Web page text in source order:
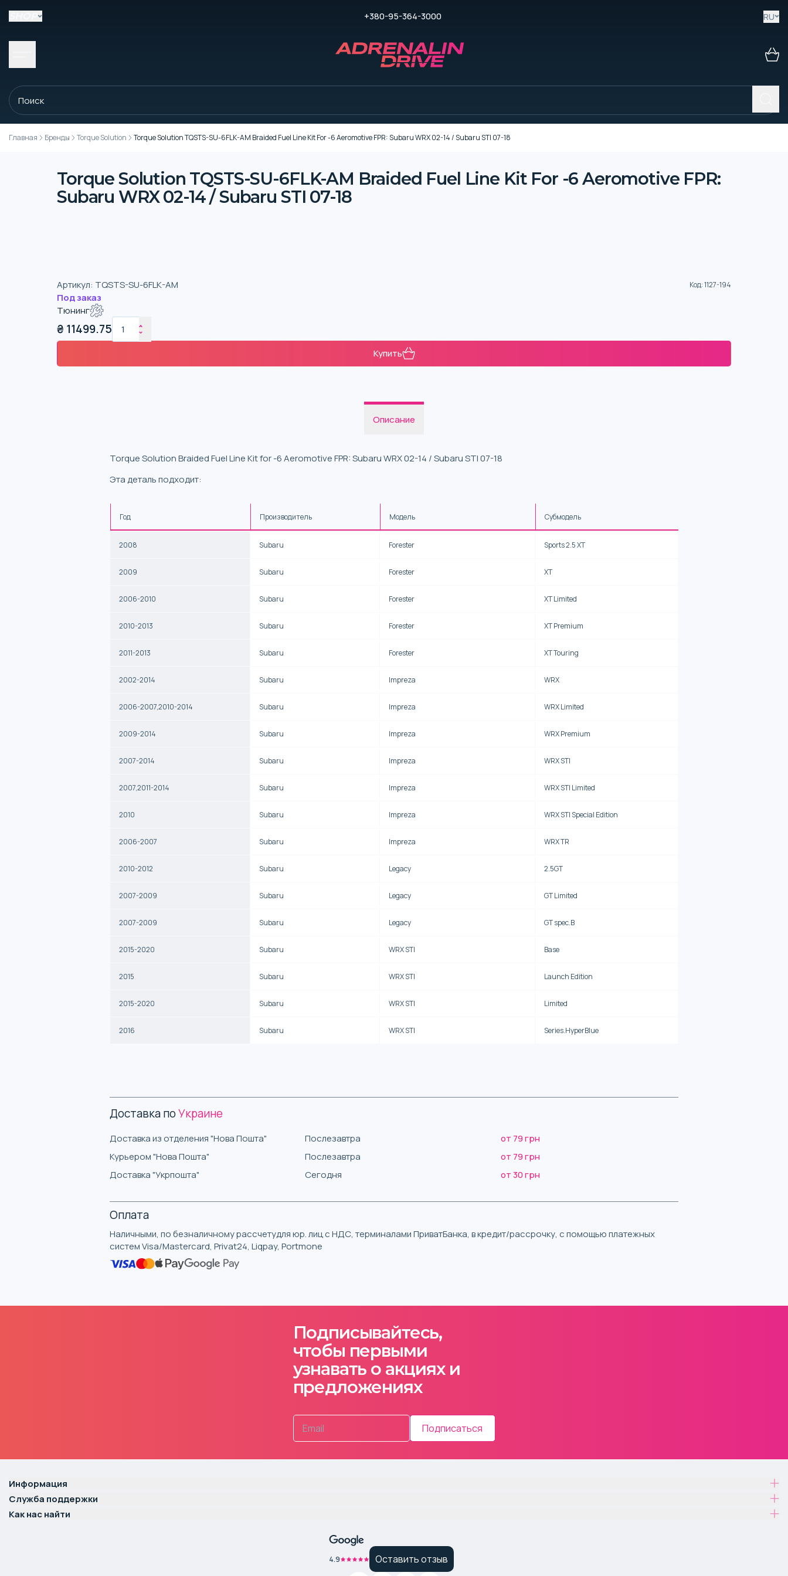
+380-95-364-3000 RU
Главная Бренды Torque Solution Torque Solution TQSTS-SU-6FLK-AM Braided Fuel Line Kit For -6 Aeromotive FPR: Subaru WRX 02-14 / Subaru STI 07-18
Torque Solution TQSTS-SU-6FLK-AM Braided Fuel Line Kit For -6 Aeromotive FPR:
Subaru WRX 02-14 / Subaru STI 07-18
Артикул: TQSTS-SU-6FLK-AM Код:1127-194
Под заказ
Тюнинг
₴ 11499.75
Купить
Описание
Torque Solution Braided Fuel Line Kit for -6 Aeromotive FPR: Subaru WRX 02-14 / Subaru STI 07-18
Эта деталь подходит:
Год Производитель Модель Субмодель
2008 Subaru Forester Sports 2.5 XT
2009 Subaru Forester XT
2006-2010 Subaru Forester XT Limited
2010-2013 Subaru Forester XT Premium
2011-2013 Subaru Forester XT Touring
2002-2014 Subaru Impreza WRX
2006-2007,2010-2014 Subaru Impreza WRX Limited
2009-2014 Subaru Impreza WRX Premium
2007-2014 Subaru Impreza WRX STI
2007,2011-2014 Subaru Impreza WRX STI Limited
2010 Subaru Impreza WRX STI Special Edition
2006-2007 Subaru Impreza WRX TR
2010-2012 Subaru Legacy 2.5GT
2007-2009 Subaru Legacy GT Limited
2007-2009 Subaru Legacy GT spec.B
2015-2020 Subaru WRX STI Base
2015 Subaru WRX STI Launch Edition
2015-2020 Subaru WRX STI Limited
2016 Subaru WRX STI Series.HyperBlue
Доставка поУкраине
Доставка из отделения "Нова Пошта" Послезавтра
от 79 грн
Курьером "Нова Пошта"
Послезавтра
от 79 грн
Доставка "Укрпошта"
Сегодня от 30 грн
Оплата
Наличными, по безналичному рассчетудля юр. лиц с НДС, терминалами ПриватБанка, в кредит/рассрочку, с помощью платежных
систем Visa/Mastercard, Privat24, Liqpay, Portmone
Подписывайтесь,
чтобы первыми
узнавать о акциях и
предложениях
Подписаться
Информация
Служба поддержки
Как нас найти
4.9 Оставить отзыв